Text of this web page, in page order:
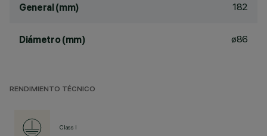
General (mm) 182
Diámetro (mm) ø86
RENDIMIENTO TÉCNICO
Class I